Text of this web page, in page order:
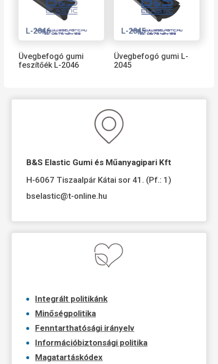
L-2046
Üvegbefogó gumi
feszítőék L-2046
L-2045
Üvegbefogó gumi L-
2045
B&S Elastic Gumi és Műanyagipari Kft
H-6067 Tiszaalpár Kátai sor 41. (Pf.: 1)
bselastic@t-online.hu
Integrált politikánk
Minőségpolitika
Fenntarthatósági irányelv
Információbiztonsági politika
Magatartáskódex